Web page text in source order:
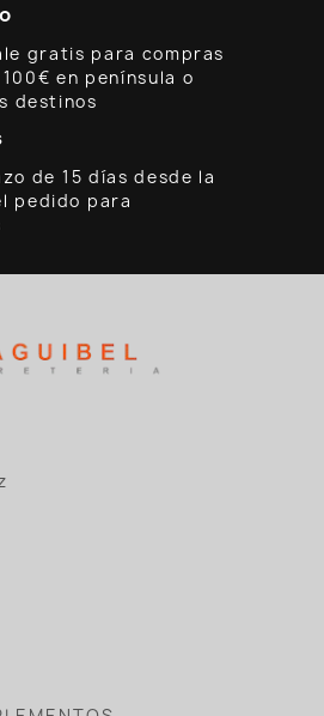
gratis para compras
en península o
destinos
de 15 días desde la
pedido para